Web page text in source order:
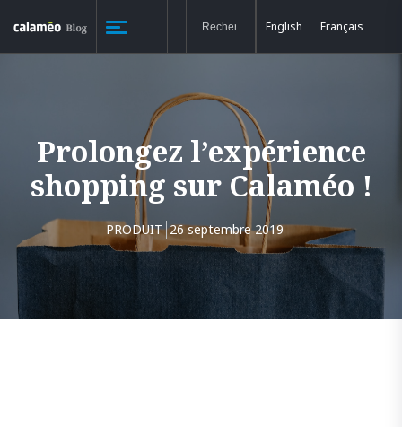
English Français
Prolongez l’expérience
shopping sur Calaméo !
PRODUIT 26 septembre 2019